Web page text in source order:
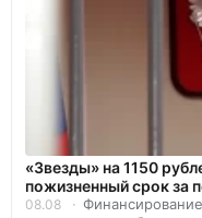
«Звезды» на 1150
пожизненный срок за
08.08